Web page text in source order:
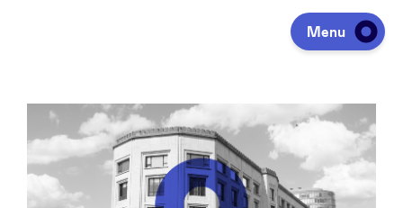
Menu
Investeren
Fondsen ophalen